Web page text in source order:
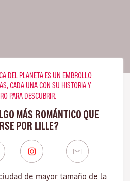
DEL PLANETA ES UN EMBROLLO
CADA UNA CON SU HISTORIA Y
PARA DESCUBRIR.
MÁS ROMÁNTICO QUE
POR LILLE?
de mayor tamaño de la